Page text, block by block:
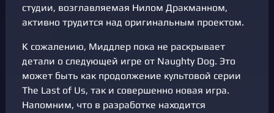
студии, возглавляемая Нилом Дракманном,
активно трудится над оригинальным проектом.
К сожалению, Миддлер пока не раскрывает
детали о следующей игре ​​от Naughty Dog. Это
может быть как продолжение культовой серии
The Last of Us, так и совершенно новая игра.
Напомним, что в разработке находится